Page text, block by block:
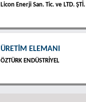
Licon Enerji San. Tic. ve LTD. ŞTİ.
ÜRETİM ELEMANI
ÖZTÜRK ENDÜSTRİYEL